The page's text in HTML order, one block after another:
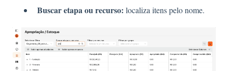
Buscar etapa ou recurso: localiza itens pelo nome.